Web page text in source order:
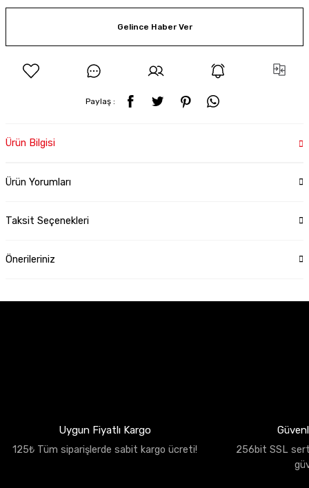
Gelince Haber Ver
Paylaş :
Ürün Bilgisi
Ürün Yorumları
Taksit Seçenekleri
Önerileriniz
Uygun Fiyatlı Kargo
125₺ Tüm siparişlerde sabit kargo ücreti!
256bit SSL